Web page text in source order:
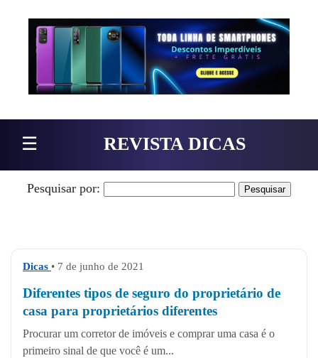
Pular para o conteúdo
☰ REVISTA DICAS
Pesquisar por:
Dicas • 7 de junho de 2021
Diferentes tipos de seguro do proprietário de
casa para proprietários diferentes
Procurar um corretor de imóveis e comprar uma casa é o
primeiro sinal de que você é um...